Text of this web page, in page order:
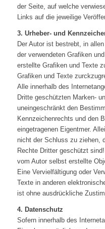
der Seite, auf welche
Links auf die jeweilige
3. Urheber- und
Der Autor ist bestrebt, in
der verwendeten Grafiken
erstellte Grafiken und Texte
Grafiken und Texte
Alle innerhalb des
Dritte geschützten Marken-
uneingeschränkt den
Kennzeichenrechts und den
eingetragenen Eigentmer.
nicht der Schluss zu ziehen,
Rechte Dritter geschützt
vom Autor selbst erstellte
Eine Vervielfältigung oder
Texte in anderen
ist ohne ausdrückliche
4. Datenschutz
Sofern innerhalb des